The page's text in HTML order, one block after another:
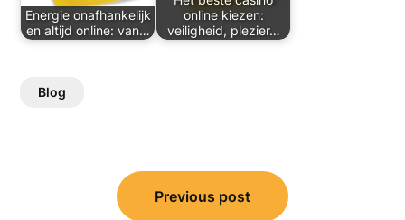
Energie onafhankelijk
en altijd online: van…
online kiezen:
veiligheid, plezier…
Blog
navigation
Previous post